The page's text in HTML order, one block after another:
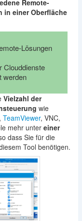
Remote-
in einer Oberfläche
Lösungen
Clouddienste
werden
Vielzahl der
wie
TeamViewer, VNC,
mehr unter einer
dass Sie für die
Tool benötigen.